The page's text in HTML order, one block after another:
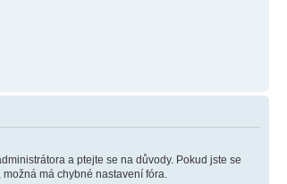
a ptejte se na důvody. Pokud jste se
má chybné nastavení fóra.